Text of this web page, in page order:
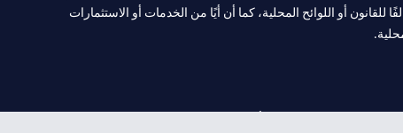
أو اللوائح المحلية، كما أن أيًا من الخدمات أو الاستثمارات